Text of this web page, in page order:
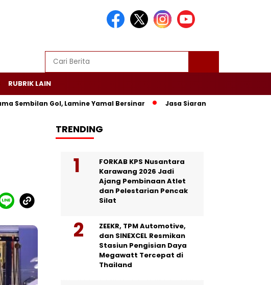
RUBRIK LAIN
Gol, Lamine Yamal Bersinar Jasa Siaran Pers Persriliscom
TRENDING
FORKAB KPS Nusantara
Karawang 2026 Jadi
Ajang Pembinaan Atlet
dan Pelestarian Pencak
Silat
ZEEKR, TPM Automotive,
dan SINEXCEL Resmikan
Stasiun Pengisian Daya
Megawatt Tercepat di
Thailand